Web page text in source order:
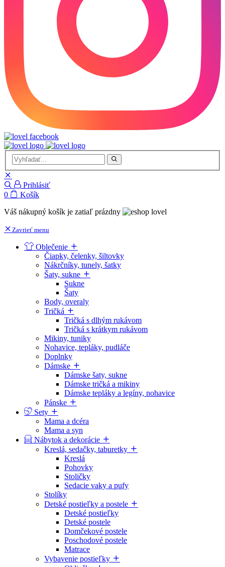
Prihlásiť
0
Košík
Váš nákupný košík je zatiaľ prázdny
Zavrieť menu
Oblečenie
Čiapky, čelenky, šiltovky
Nákrčníky, tunely, šatky
Šaty, sukne
Sukne
Šaty
Body, overaly
Tričká
Tričká s dlhým rukávom
Tričká s krátkym rukávom
Mikiny, tuniky
Nohavice, tepláky, pudláče
Doplnky
Dámske
Dámske šaty, sukne
Dámske tričká a mikiny
Dámske tepláky a legíny, nohavice
Pánske
Sety
Mama a dcéra
Mama a syn
Nábytok a dekorácie
Kreslá, sedačky, taburetky
Kreslá
Pohovky
Stoličky
Sedacie vaky a pufy
Stolíky
Detské postieľky a postele
Detské postieľky
Detské postele
Domčekové postele
Poschodové postele
Matrace
Vybavenie postieľky